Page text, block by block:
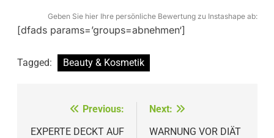
Geben Sie hier Ihre persönliche Bewertung zu Instashape ab:
[dfads params=’groups=abnehmen‘]
Tagged: Beauty & Kosmetik
Beitragsnavigation
Previous:
EXPERTE DECKT AUF
Next:
WARNUNG VOR DIÄT